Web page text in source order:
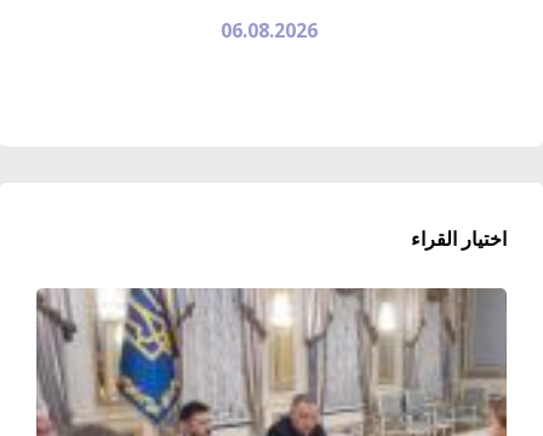
06.08.2026
اختيار القراء